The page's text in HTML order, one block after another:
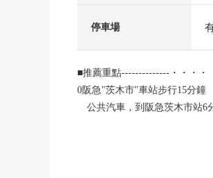
停車場
■推薦重點--------------・・・・
0阪急"茨木市"車站步行15分鐘
公共汽車，到阪急茨木市站6